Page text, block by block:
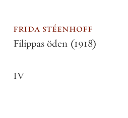
frida stéenhoff
Filippas öden (1918)
IV